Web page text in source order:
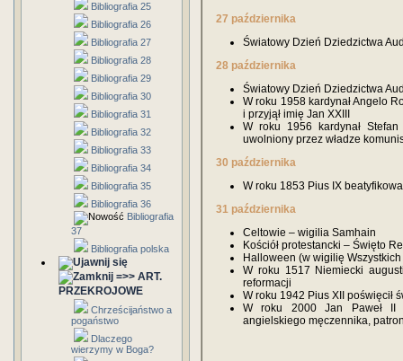
Bibliografia 25
Bibliografia 26
Bibliografia 27
Bibliografia 28
Bibliografia 29
Bibliografia 30
Bibliografia 31
Bibliografia 32
Bibliografia 33
Bibliografia 34
Bibliografia 35
Bibliografia 36
Bibliografia
37
Bibliografia polska
=>> ART.
PRZEKROJOWE
Chrześcijaństwo a
pogaństwo
Dlaczego
wierzymy w Boga?
27 października
Światowy Dzień Dziedzictwa
28 października
Światowy Dzień Dziedzictwa
W roku 1958 kardynał Angelo
i przyjął imię Jan XXIII
W roku 1956 kardynał
uwolniony przez władze
30 października
W roku 1853 Pius IX
31 października
Celtowie – wigilia Samhain
Kościół protestancki – Święto
Halloween (w wigilię
W roku 1517 Niemiecki
reformacji
W roku 1942 Pius XII poświęcił
W roku 2000 Jan Paweł II
angielskiego męczennika,